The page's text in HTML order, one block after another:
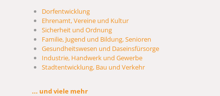
Dorfentwicklung
Ehrenamt, Vereine und Kultur
Sicherheit und Ordnung
Familie, Jugend und Bildung, Senioren
Gesundheitswesen und Daseinsfürsorge
Industrie, Handwerk und Gewerbe
Stadtentwicklung, Bau und Verkehr
... und viele mehr